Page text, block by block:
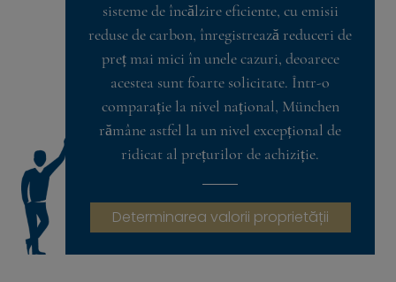
sisteme de încălzire eficiente, cu emisii
reduse de carbon, înregistrează reduceri de
preț mai mici în unele cazuri, deoarece
acestea sunt foarte solicitate. Într-o
comparație la nivel național, München
rămâne astfel la un nivel excepțional de
ridicat al prețurilor de achiziție.
Determinarea valorii proprietății